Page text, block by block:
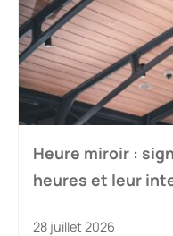
Heure miroir :
heures et leur
28 juillet 2026